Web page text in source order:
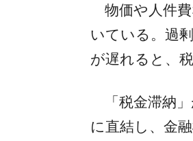
物価や人件
いている。過
が遅れると、
「税金滞納」
に直結し、金